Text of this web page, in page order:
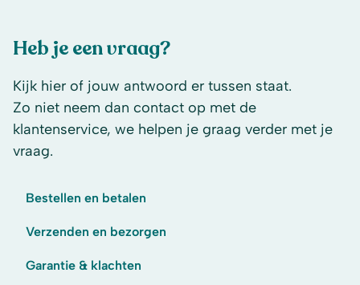
Heb je een vraag?
Kijk hier of jouw antwoord er tussen staat.
Zo niet neem dan contact op met de
klantenservice, we helpen je graag verder met je
vraag.
Bestellen en betalen
Verzenden en bezorgen
Garantie & klachten